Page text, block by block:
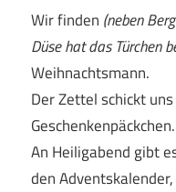
Wir finden (neben
Düse hat das Türchen
Weihnachtsmann.
Der Zettel schickt
Geschenkenpäckchen.
An Heiligabend gibt
den